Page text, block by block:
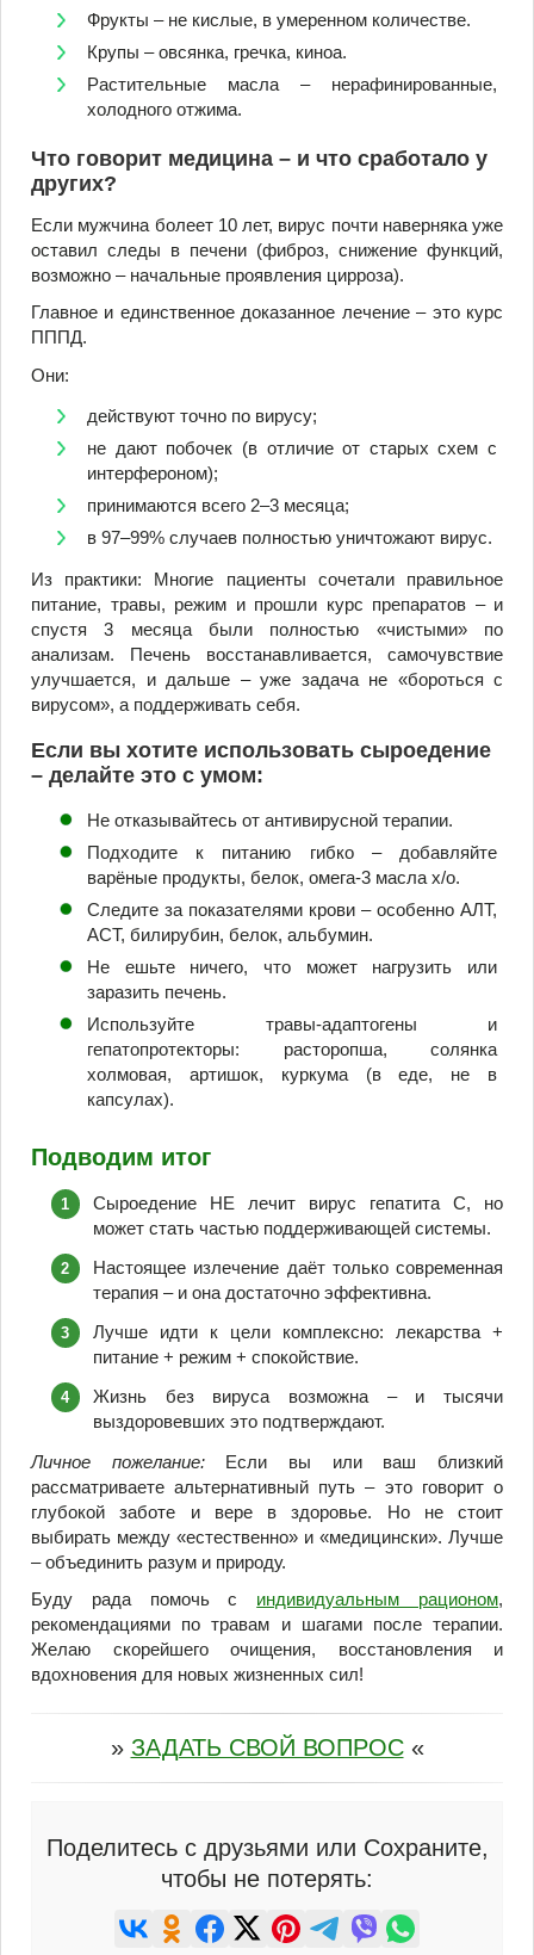
Фрукты – не кислые, в умеренном количестве.
Крупы – овсянка, гречка, киноа.
Растительные масла – нерафинированные,
холодного отжима.
Что говорит медицина – и что сработало у
других?
Если мужчина болеет 10 лет, вирус почти наверняка уже
оставил следы в печени (фиброз, снижение функций,
возможно – начальные проявления цирроза).
Главное и единственное доказанное лечение – это курс
ПППД.
Они:
действуют точно по вирусу;
не дают побочек (в отличие от старых схем с
интерфероном);
принимаются всего 2–3 месяца;
в 97–99% случаев полностью уничтожают вирус.
Из практики: Многие пациенты сочетали правильное
питание, травы, режим и прошли курс препаратов – и
спустя 3 месяца были полностью «чистыми» по
анализам. Печень восстанавливается, самочувствие
улучшается, и дальше – уже задача не «бороться с
вирусом», а поддерживать себя.
Если вы хотите использовать сыроедение
– делайте это с умом:
Не отказывайтесь от антивирусной терапии.
Подходите к питанию гибко – добавляйте
варёные продукты, белок, омега-3 масла х/о.
Следите за показателями крови – особенно АЛТ,
АСТ, билирубин, белок, альбумин.
Не ешьте ничего, что может нагрузить или
заразить печень.
Используйте травы-адаптогены и
гепатопротекторы: расторопша, солянка
холмовая, артишок, куркума (в еде, не в
капсулах).
Подводим итог
Сыроедение НЕ лечит вирус гепатита С, но
может стать частью поддерживающей системы.
Настоящее излечение даёт только современная
терапия – и она достаточно эффективна.
Лучше идти к цели комплексно: лекарства +
питание + режим + спокойствие.
Жизнь без вируса возможна – и тысячи
выздоровевших это подтверждают.
Личное пожелание:Если вы или ваш близкий
рассматриваете альтернативный путь – это говорит о
глубокой заботе и вере в здоровье. Но не стоит
выбирать между «естественно» и «медицински». Лучше
– объединить разум и природу.
Буду рада помочь с индивидуальным рационом,
рекомендациями по травам и шагами после терапии.
Желаю скорейшего очищения, восстановления и
вдохновения для новых жизненных сил!
» ЗАДАТЬ СВОЙ ВОПРОС«
Поделитесь с друзьями или Сохраните,
чтобы не потерять: